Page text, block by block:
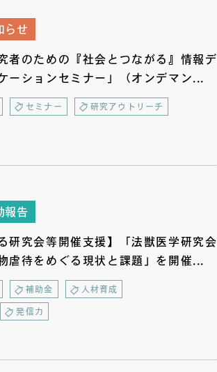
らせ
者のための『社会とつながる』情報デ
ーションセミナー」（オンデマン...
セミナー 研究アウトリーチ
報告
研究会等開催支援】「法獣医学研究会
虐待をめぐる現状と課題」を開催...
補助金 人材育成
発信力